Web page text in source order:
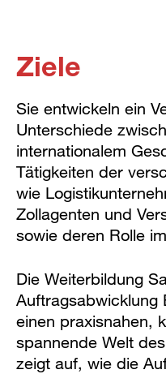
Ziele
Sie entwickeln ein
Unterschiede
internationalem
Tätigkeiten der
wie
Zollagenten und
sowie deren Rolle
Die Weiterbildung
Auftragsabwicklung
einen praxisnahen,
spannende Welt
zeigt auf, wie die